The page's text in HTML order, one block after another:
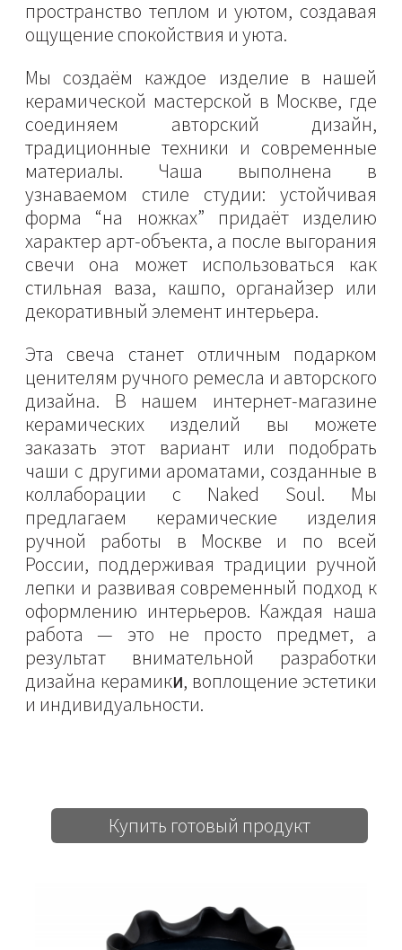
пространство теплом и уютом, создавая
ощущение спокойствия и уюта.
Мы создаём каждое изделие в нашей
керамической мастерской в Москве, где
соединяем авторский дизайн,
традиционные техники и современные
материалы. Чаша выполнена в
узнаваемом стиле студии: устойчивая
форма “на ножках” придаёт изделию
характер арт-объекта, а после выгорания
свечи она может использоваться как
стильная ваза, кашпо, органайзер или
декоративный элемент интерьера.
Эта свеча станет отличным подарком
ценителям ручного ремесла и авторского
дизайна. В нашем интернет-магазине
керамических изделий вы можете
заказать этот вариант или подобрать
чаши с другими ароматами, созданные в
коллаборации с Naked Soul. Мы
предлагаем керамические изделия
ручной работы в Москве и по всей
России, поддерживая традиции ручной
лепки и развивая современный подход к
оформлению интерьеров. Каждая наша
работа — это не просто предмет, а
результат внимательной разработки
дизайна керамики, воплощение эстетики
и индивидуальности.
Купить готовый продукт